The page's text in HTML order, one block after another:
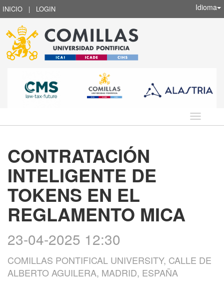
INICIO | LOGIN Idioma
Idioma
CONTRATACIÓN
INTELIGENTE DE
TOKENS EN EL
REGLAMENTO MICA
23-04-2025 12:30
COMILLAS PONTIFICAL UNIVERSITY, CALLE DE
ALBERTO AGUILERA, MADRID, ESPAÑA